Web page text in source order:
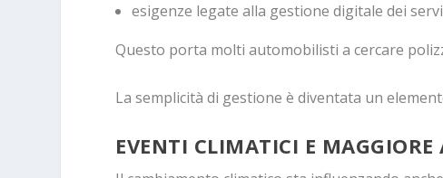
esigenze legate alla gestione digitale dei
Questo porta molti automobilisti a cercare
La semplicità di gestione è diventata un
EVENTI CLIMATICI E